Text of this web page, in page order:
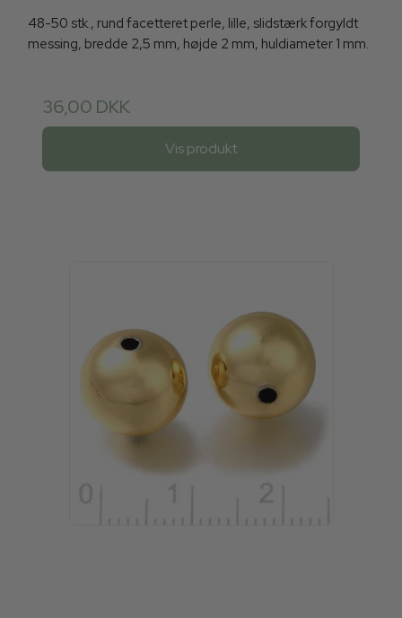
48-50 stk., rund facetteret perle, lille, slidstærk forgyldt
messing, bredde 2,5 mm, højde 2 mm, huldiameter 1 mm.
36,00 DKK
Vis produkt